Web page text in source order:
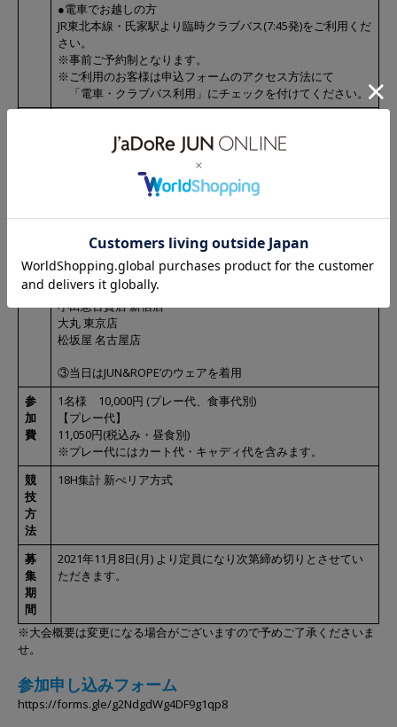
●電車でお越しの方
JR東北本線・氏家駅より臨時クラブバス(7:45発)をご利用くだ
さい。
※事前ご予約制となります。
※ご利用のお客様は申込フォームのアクセス方法にて
「電車・クラブバス利用」にチェックを付けてください。
②JUN&ROPE’の商品を期間(2021年11月8日以降)内に10,000円
※公式オンラインストアにてご購入の際は JUN GLOBAL iDに
ログインしご購入下さい。
※ゲストでのご購入は未購入扱いとなります。
● 直営店舗
アトレ恵比寿 西館店
小田急百貨店 新宿店
大丸 東京店
松坂屋 名古屋店
③当日はJUN&ROPE’のウェアを着用
参
加
費
1名様 10,000円 (プレー代、食事代別)
【プレー代】
11,050円(税込み・昼食別)
※プレー代にはカート代・キャディ代を含みます。
競
技
方
法
18H集計 新ぺリア方式
募
集
期
間
2021年11月8日(月) より定員になり次第締め切りとさせてい
ただきます。
※大会概要は変更になる場合がございますので予めご了承くださいま
せ。
参加申し込みフォーム
https://forms.gle/g2NdgdWg4DF9g1qp8